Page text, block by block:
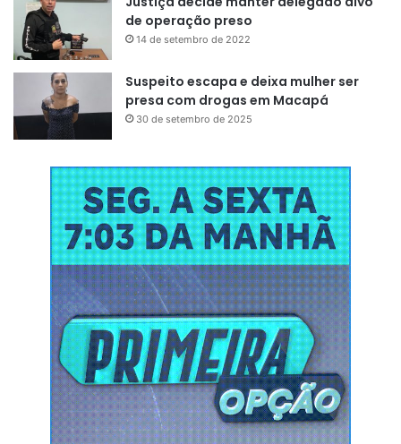
de operação preso
14 de setembro de 2022
Suspeito escapa e deixa mulher ser
presa com drogas em Macapá
30 de setembro de 2025